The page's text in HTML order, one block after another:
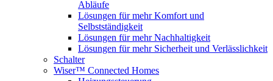
Abläufe
Lösungen für mehr Komfort und
Selbstständigkeit
Lösungen für mehr Nachhaltigkeit
Lösungen für mehr Sicherheit und Verlässlichkeit
Schalter
Wiser™ Connected Homes